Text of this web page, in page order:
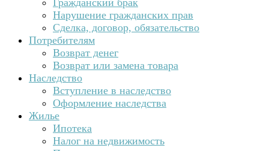
Нарушение гражданских прав
Сделка, договор, обязательство
Потребителям
Возврат денег
Возврат или замена товара
Наследство
Вступление в наследство
Оформление наследства
Жилье
Ипотека
Налог на недвижимость